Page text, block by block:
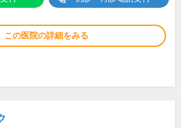
この医院の詳細をみる